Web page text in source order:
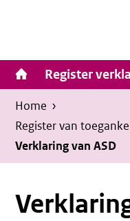
inhoud
Register
Kruimelpad
U
bevindt
zich
hier:
Home ›
Register van
Verklaring van ASD